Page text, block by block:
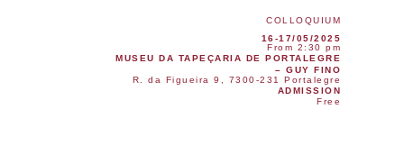
COLLOQUIUM
16-17/05/2025
From 2:30 pm
MUSEU DA TAPEÇARIA DE PORTALEGRE
– GUY FINO
R. da Figueira 9, 7300-231 Portalegre
ADMISSION
Free